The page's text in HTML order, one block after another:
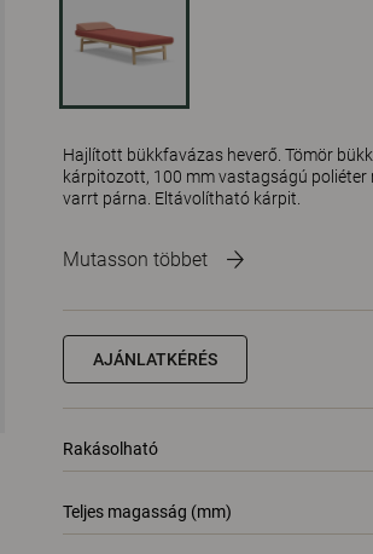
Hajlított bükkfavázas heverő. Tömör
kárpitozott, 100 mm vastagságú
varrt párna. Eltávolítható kárpit.
Mutasson többet
AJÁNLATKÉRÉS
Rakásolható
Teljes magasság (mm)